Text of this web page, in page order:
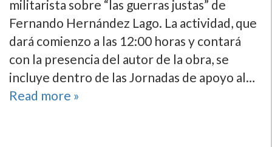
militarista sobre “las guerras justas” de
Fernando Hernández Lago. La actividad, que
dará comienzo a las 12:00 horas y contará
con la presencia del autor de la obra, se
incluye dentro de las Jornadas de apoyo al…
Read more »